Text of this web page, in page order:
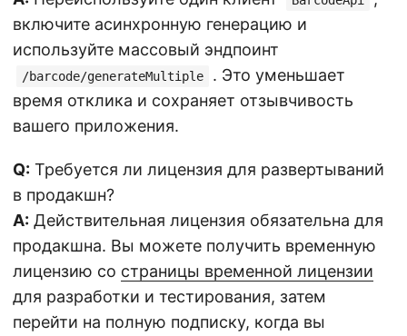
включите асинхронную генерацию и
используйте массовый эндпоинт
/barcode/generateMultiple
. Это уменьшает
время отклика и сохраняет отзывчивость
вашего приложения.
Q: Требуется ли лицензия для развертываний
в продакшн?
A: Действительная лицензия обязательна для
продакшна. Вы можете получить временную
лицензию со страницы временной лицензии
для разработки и тестирования, затем
перейти на полную подписку, когда вы